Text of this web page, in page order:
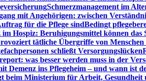
Schmerzmanagement im
mit Angehörigen: zwischen
für die Pflege sindBedingt
im Hospiz: Beruhigungsmittel können das
tätliche Übergriffe von Menschen
schließt Versorgungslücken
was besser werden muss in der
Demenz ins Pflegeheim – und wann ist
beim Ministerium für Arbeit, Gesundheit